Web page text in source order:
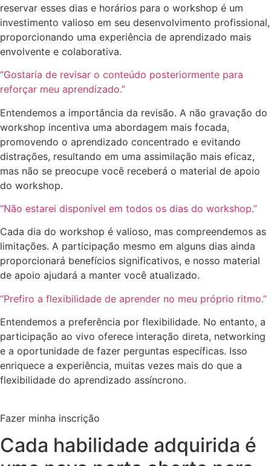
reservar esses dias e horários para o workshop é um
investimento valioso em seu desenvolvimento profissional,
proporcionando uma experiência de aprendizado mais
envolvente e colaborativa.
“Gostaria de revisar o conteúdo posteriormente para
reforçar meu aprendizado.”
Entendemos a importância da revisão. A não gravação do
workshop incentiva uma abordagem mais focada,
promovendo o aprendizado concentrado e evitando
distrações, resultando em uma assimilação mais eficaz,
mas não se preocupe você receberá o material de apoio
do workshop.
“Não estarei disponível em todos os dias do workshop.”
Cada dia do workshop é valioso, mas compreendemos as
limitações. A participação mesmo em alguns dias ainda
proporcionará benefícios significativos, e nosso material
de apoio ajudará a manter você atualizado.
“Prefiro a flexibilidade de aprender no meu próprio ritmo.”
Entendemos a preferência por flexibilidade. No entanto, a
participação ao vivo oferece interação direta, networking
e a oportunidade de fazer perguntas específicas. Isso
enriquece a experiência, muitas vezes mais do que a
flexibilidade do aprendizado assíncrono.
Fazer minha inscrição
Cada habilidade adquirida é